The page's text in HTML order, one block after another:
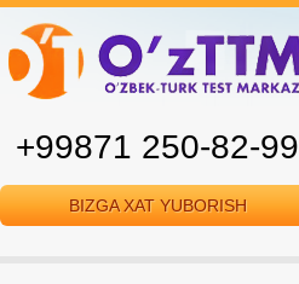
+99871 250-82-99
BIZGA XAT YUBORISH